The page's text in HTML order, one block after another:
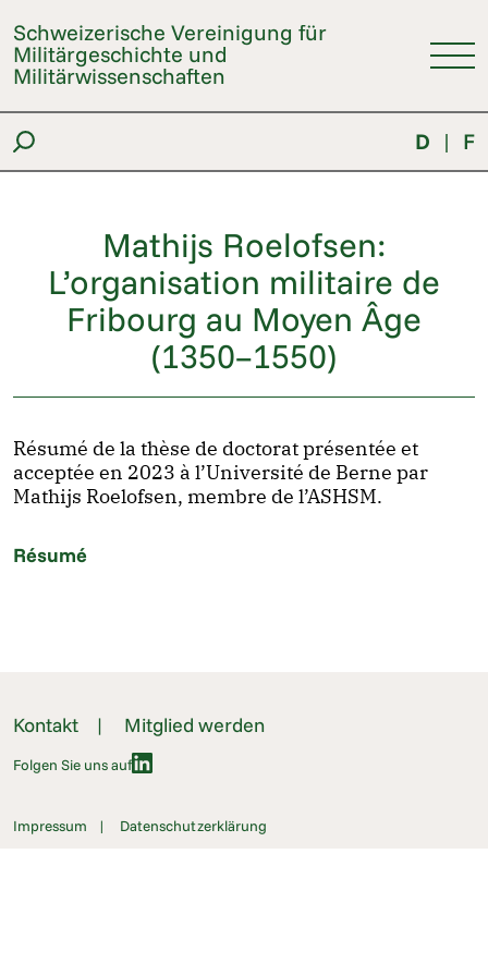
Schweizerische Vereinigung für
Militärgeschichte und
Militärwissenschaften
D | F
Mathijs Roelofsen:
L’organisation militaire de
Fribourg au Moyen Âge
(1350–1550)
Résumé de la thèse de doctorat présentée et
acceptée en 2023 à l’Université de Berne par
Mathijs Roelofsen, membre de l’ASHSM.
Résumé
Kontakt Mitglied werden
Folgen Sie uns auf
Impressum Datenschutzerklärung